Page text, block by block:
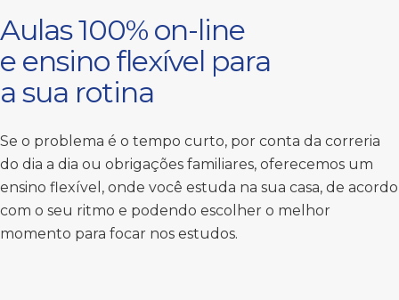
Aulas 100% on-line
e ensino flexível para
a sua rotina
Se o problema é o tempo curto, por conta da correria
do dia a dia ou obrigações familiares, oferecemos um
ensino flexível, onde você estuda na sua casa, de acordo
com o seu ritmo e podendo escolher o melhor
momento para focar nos estudos.